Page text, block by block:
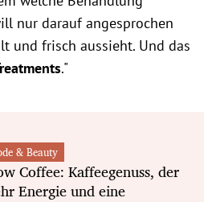
nur darauf angesprochen
und frisch aussieht. Und das
."
& Beauty
Coffee: Kaffeegenuss, der
Energie und eine